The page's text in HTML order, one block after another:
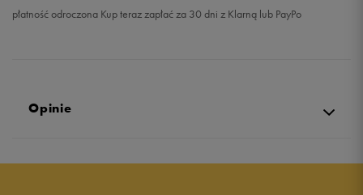
płatność odroczona Kup teraz zapłać za 30 dni z Klarną lub PayPo
Opinie